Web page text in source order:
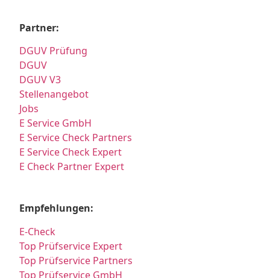
Partner:
DGUV Prüfung
DGUV
DGUV V3
Stellenangebot
Jobs
E Service GmbH
E Service Check Partners
E Service Check Expert
E Check Partner Expert
Empfehlungen:
E-Check
Top Prüfservice Expert
Top Prüfservice Partners
Top Prüfservice GmbH